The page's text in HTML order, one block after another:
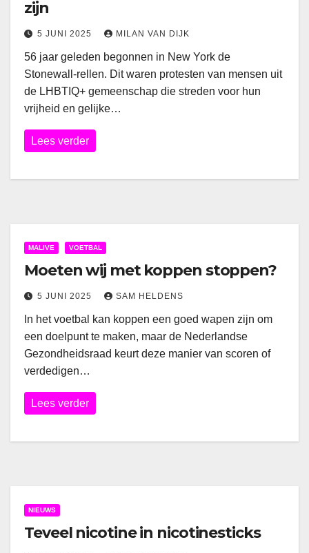
zijn
5 JUNI 2025 MILAN VAN DIJK
56 jaar geleden begonnen in New York de
Stonewall-rellen. Dit waren protesten van mensen uit
de LHBTIQ+ gemeenschap die streden voor hun
vrijheid en gelijke…
Lees verder
MALIVE VOETBAL
Moeten wij met koppen stoppen?
5 JUNI 2025 SAM HELDENS
In het voetbal kan koppen een goed wapen zijn om
een doelpunt te maken, maar de Nederlandse
Gezondheidsraad keurt deze manier van scoren of
verdedigen…
Lees verder
NIEUWS
Teveel nicotine in nicotinesticks